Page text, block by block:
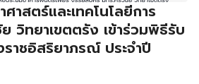
าสตร์และเทคโนโลยีการ
วิทยาเขตตรัง เข้าร่วมพิธีรับ
ราชอิสริยาภรณ์ ประจำปี